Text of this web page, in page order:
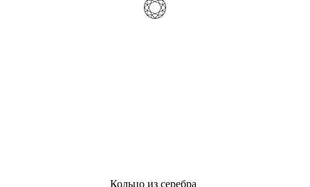
Кольцо из серебра